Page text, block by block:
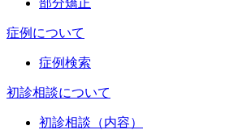
部分矯正
症例について
症例検索
初診相談について
初診相談（内容）